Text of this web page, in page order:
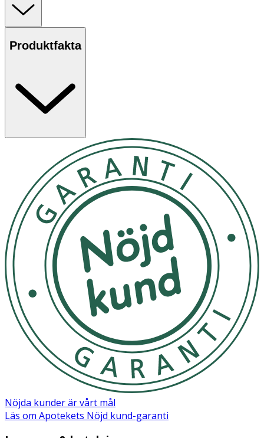
Produktfakta
Nöjda kunder är vårt mål
Läs om Apotekets Nöjd kund-garanti